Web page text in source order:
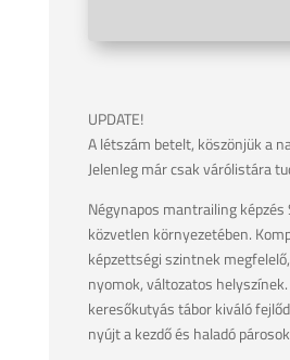
UPDATE!
A létszám betelt, köszönjük a
Jelenleg már csak várólistára
Négynapos mantrailing képzés
közvetlen környezetében.
képzettségi szintnek
nyomok, változatos
keresőkutyás tábor kiváló
nyújt a kezdő és haladó